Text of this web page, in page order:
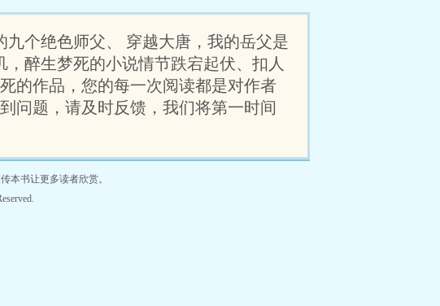
个绝色师父、 穿越大唐，我的岳父是
醉生梦死的小说情节跌宕起伏、扣人
的作品，您的每一次阅读都是对作者
问题，请及时反馈，我们将第一时间
本书让更多读者欣赏。